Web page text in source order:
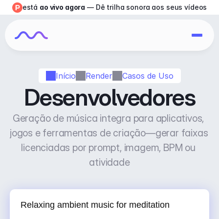
Início Render Casos de Uso
Desenvolvedores
Geração de música integra para aplicativos,
jogos e ferramentas de criação—gerar faixas
licenciadas por prompt, imagem, BPM ou
atividade
está ao vivo agora — Dê trilha sonora aos seus vídeos